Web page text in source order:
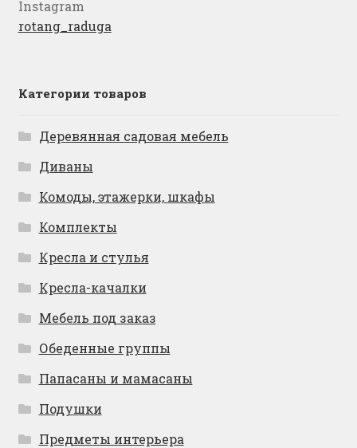
Instagram
rotang_raduga
Категории товаров
Деревянная садовая мебель
Диваны
Комоды, этажерки, шкафы
Комплекты
Кресла и стулья
Кресла-качалки
Мебель под заказ
Обеденные группы
Папасаны и мамасаны
Подушки
Предметы интерьера